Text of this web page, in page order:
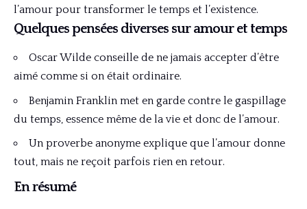
l’amour pour transformer le temps et l’existence.
Quelques pensées diverses sur amour et temps
Oscar Wilde conseille de ne jamais accepter d’être
aimé comme si on était ordinaire.
Benjamin Franklin met en garde contre le gaspillage
du temps, essence même de la vie et donc de l’amour.
Un proverbe anonyme explique que l’amour donne
tout, mais ne reçoit parfois rien en retour.
En résumé